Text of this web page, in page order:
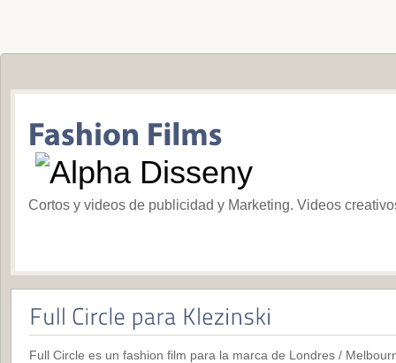
Cortos y videos de publicidad y Marketing. Videos
Full Circle es un fashion film para la marca de Londres /